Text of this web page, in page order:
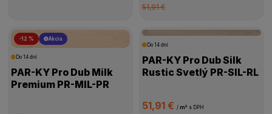
51,91 €
-12 % Akcia
Do 14 dní
PAR-KY Pro Dub Milk
Premium PR-MIL-PR
Do 14 dní
PAR-KY Pro Dub Silk
Rustic Svetlý PR-SIL-RL
51,91 € / m² s DPH